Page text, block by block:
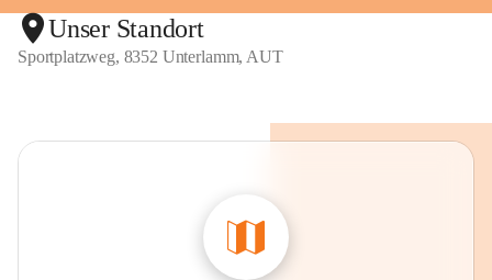
Unser Standort
Sportplatzweg, 8352 Unterlamm, AUT